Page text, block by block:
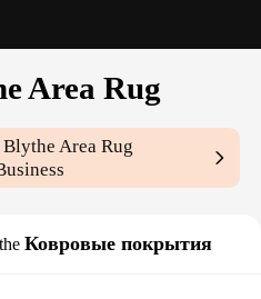
Area Rug
Area Rug
Ковровые покрытия